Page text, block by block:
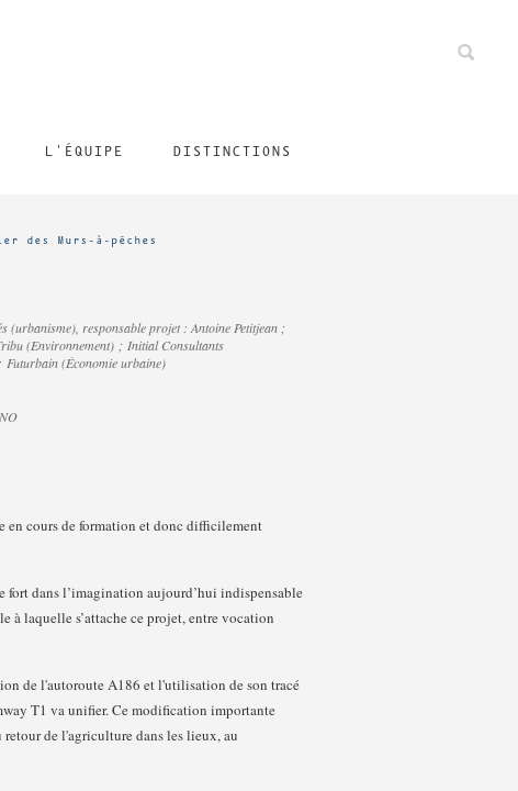
L'ÉQUIPE DISTINCTIONS
des Murs-à-pêches
(urbanisme), responsable projet : Antoine Petitjean ;
(Environnement) ; Initial Consultants
(Économie urbaine)
en cours de formation et donc difficilement
dans l’imagination aujourd’hui indispensable
à laquelle s’attache ce projet, entre vocation
de l'autoroute A186 et l'utilisation de son tracé
T1 va unifier. Ce modification importante
de l'agriculture dans les lieux, au